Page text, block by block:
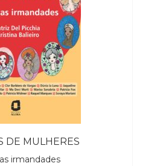
DE MULHERES
irmandades